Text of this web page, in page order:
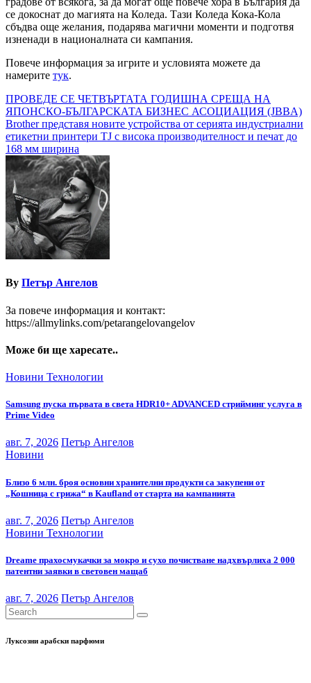
се докоснат до магията на Коледа. Тази Коледа Кока-Кола
сбъдва още желания, подарява магични моменти и подготвя
изненади в националната си кампания.
Повече информация за игрите и условията можете да
намерите тук.
Навигация
ПРОВЕДЕ СЕ ЧЕТВЪРТАТА ГОДИШНА СРЕЩА НА
ЯПОНСКО-БЪЛГАРСКАТА БИЗНЕС АСОЦИАЦИЯ (JBBA)
Brother представя новите устройства от серията индустриални
етикетни принтери TJ с висока производителност и печат до
168 мм ширина
By Петър Ангелов
За повече информация и контакт:
https://allmylinks.com/petarangelovangelov
Може би ще харесате..
Новини Технологии
Samsung пуска първата в света HDR10+ ADVANCED стрийминг услуга в
Prime Video
авг. 7, 2026 Петър Ангелов
Новини
Близо 6 млн. броя основни хранителни продукти са закупени от
„Кошница с грижа“ в Kaufland от старта на кампанията
авг. 7, 2026 Петър Ангелов
Новини Технологии
Dreame прахосмукачки за мокро и сухо почистване надхвърлиха 2 000
патентни заявки в световен мащаб
авг. 7, 2026 Петър Ангелов
Луксозни арабски парфюми